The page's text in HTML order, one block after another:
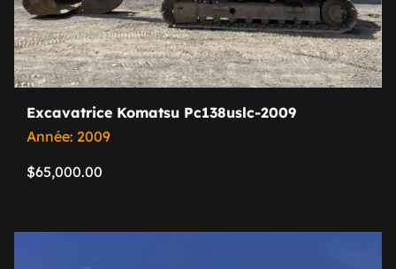
Excavatrice Komatsu Pc138uslc-2009
Année: 2009
$65,000.00